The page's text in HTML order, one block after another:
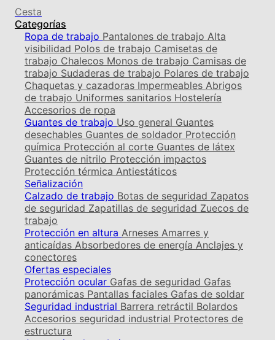
Cesta
Categorías
Ropa de trabajo Pantalones de trabajo Alta
visibilidad Polos de trabajo Camisetas de
trabajo Chalecos Monos de trabajo Camisas de
trabajo Sudaderas de trabajo Polares de trabajo
Chaquetas y cazadoras Impermeables Abrigos
de trabajo Uniformes sanitarios Hostelería
Accesorios de ropa
Guantes de trabajo Uso general Guantes
desechables Guantes de soldador Protección
química Protección al corte Guantes de látex
Guantes de nitrilo Protección impactos
Protección térmica Antiestáticos
Señalización
Calzado de trabajo Botas de seguridad Zapatos
de seguridad Zapatillas de seguridad Zuecos de
trabajo
Protección en altura Arneses Amarres y
anticaídas Absorbedores de energía Anclajes y
conectores
Ofertas especiales
Protección ocular Gafas de seguridad Gafas
panorámicas Pantallas faciales Gafas de soldar
Seguridad industrial Barrera retráctil Bolardos
Accesorios seguridad industrial Protectores de
estructura